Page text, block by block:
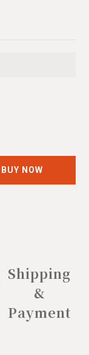
BUY NOW
Shipping
&
Payment